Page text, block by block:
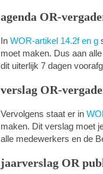
agenda OR-
In WOR-artikel 14.2f en g
moet maken. Dus aan
dit uiterlijk 7 dagen
verslag OR-
Vervolgens staat er in
maken. Dit verslag moet
alle medewerkers en de
jaarverslag OR